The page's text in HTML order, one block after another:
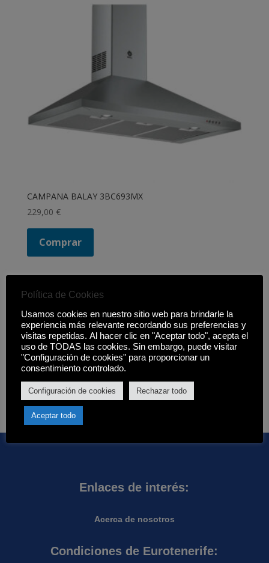
CAMPANA BALAY 3BC693MX
229,00 €
Comprar
Cerrar
Filtros
Estado
Disponibilidad
Aplicar
Enlaces de interés:
Acerca de nosotros
Condiciones de Eurotenerife:
Política de Cookies
Usamos cookies en nuestro sitio web para brindarle la
experiencia más relevante recordando sus preferencias y
visitas repetidas. Al hacer clic en "Aceptar todo", acepta el
uso de TODAS las cookies. Sin embargo, puede visitar
"Configuración de cookies" para proporcionar un
consentimiento controlado.
Configuración de cookies Rechazar todo
Aceptar todo